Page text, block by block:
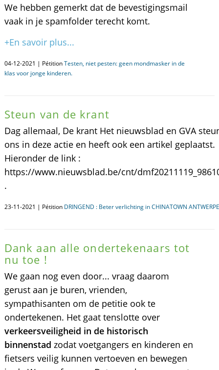
We hebben gemerkt dat de bevestigingsmail
vaak in je spamfolder terecht komt.
+En savoir plus...
04-12-2021 | PétitionTesten, niet pesten: geen mondmasker in de
klas voor jonge kinderen.
Steun van de krant
Dag allemaal, De krant Het nieuwsblad en GVA
ons in deze actie en heeft ook een artikel geplaatst.
Hieronder de link :
https://www.nieuwsblad.be/cnt/
.
23-11-2021 | Pétition DRINGEND : Beter verlichting in CHINATOWN
Dank aan alle ondertekenaars tot
nu toe !
We gaan nog even door... vraag daarom
gerust aan je buren, vrienden,
sympathisanten om de petitie ook te
ondertekenen. Het gaat tenslotte over
verkeersveiligheid in de historisch
binnenstad zodat voetgangers en kinderen en
fietsers veilig kunnen vertoeven en bewegen